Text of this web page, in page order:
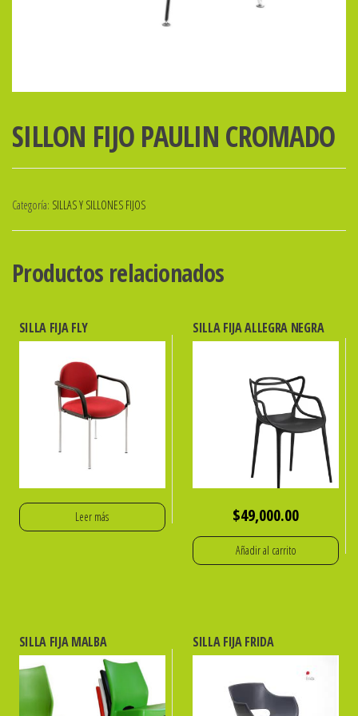
SILLON FIJO PAULIN CROMADO
Categoría: SILLAS Y SILLONES FIJOS
Productos relacionados
SILLA FIJA FLY
Leer más
SILLA FIJA ALLEGRA NEGRA
$49,000.00
Añadir al carrito
SILLA FIJA MALBA SILLA FIJA FRIDA